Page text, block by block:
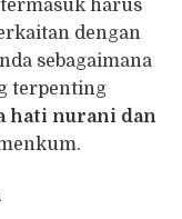
termasuk harus
dengan
sebagaimana
terpenting
hati nurani dan